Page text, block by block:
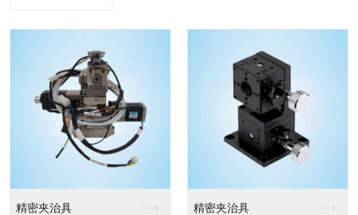
精密夹治具 精密夹治具